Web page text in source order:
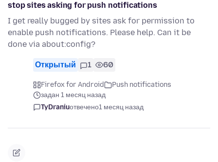
stop sites asking for push notifications
I get really bugged by sites ask for permission to
enable push notifications. Please help. Can it be
done via about:config?
Открытый 1 60
Firefox for Android
Push notifications
задан 1 месяц назад
TyDraniuотвечено1 месяц назад